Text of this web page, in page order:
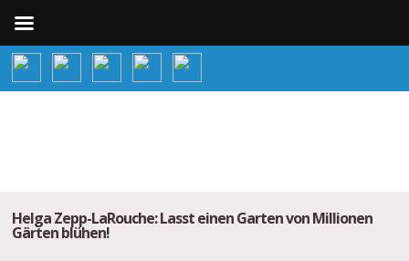
Helga Zepp-LaRouche: Lasst einen Garten von Millionen
Gärten blühen!